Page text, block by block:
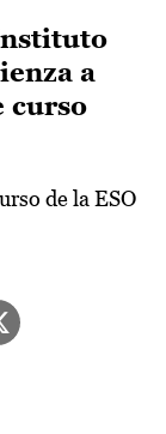
a
curso
de la ESO